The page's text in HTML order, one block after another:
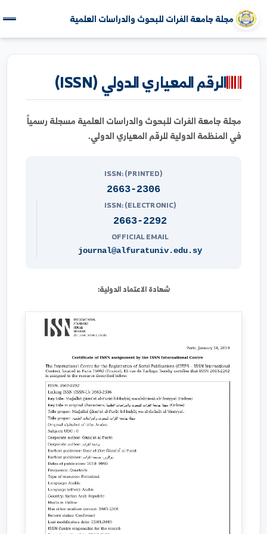
مجلة جامعة الفرات للبحوث والدراسات العلمية
الرقم المعياري الدولي (ISSN)
جامعة الفرات للبحوث والدراسات العلمية مسجلة رسمياً
ISSN: (PRINTED)
2663-2306
ISSN: (ELECTRONIC)
2663-2292